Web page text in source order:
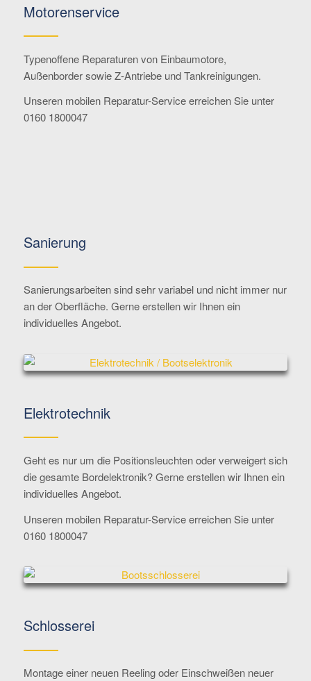
Motorenservice
Typenoffene Reparaturen von Einbaumotore,
Außenborder sowie Z-Antriebe und Tankreinigungen.
Unseren mobilen Reparatur-Service erreichen Sie unter
0160 1800047
Sanierung
Sanierungsarbeiten sind sehr variabel und nicht immer nur
an der Oberfläche. Gerne erstellen wir Ihnen ein
individuelles Angebot.
Elektrotechnik
Geht es nur um die Positionsleuchten oder verweigert sich
die gesamte Bordelektronik? Gerne erstellen wir Ihnen ein
individuelles Angebot.
Unseren mobilen Reparatur-Service erreichen Sie unter
0160 1800047
Schlosserei
Montage einer neuen Reeling oder Einschweißen neuer